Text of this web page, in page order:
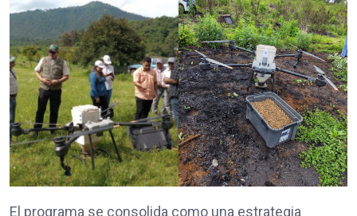
El programa se consolida como una estrategia